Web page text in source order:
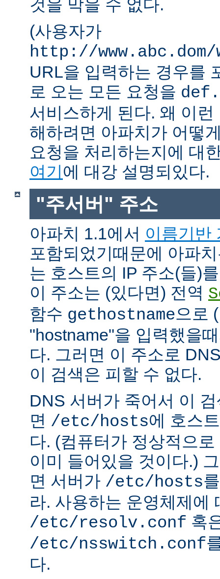
것을 막을 수 없다.
(사용자가
http://www.abc.dom/
URL을 입력하는 경우를
로 오는 모든 요청을
서비스하게 된다. 왜 이
해하려면 아파치가 어떻
요청을 처리하는지에 대
여기에 대강 설명되있다.
"주서버" 주소
아파치 1.1에서 이름기반
포함되었기때문에 아파
는 호스트의 IP 주소(들)
이 주소는 (있다면) 전역
함수 gethostname으로
"hostname"을 입력했을
다. 그러면 이 주소로
이 검색은 피할 수 없다.
DNS 서버가 죽어서 이
면 /etc/hosts에 호스
다. (컴퓨터가 정상적으
이미 들어있을 것이다.)
면 서버가 /etc/hosts
라. 사용하는 운영체제에
/etc/resolv.conf 혹
/etc/nsswitch.conf
다.